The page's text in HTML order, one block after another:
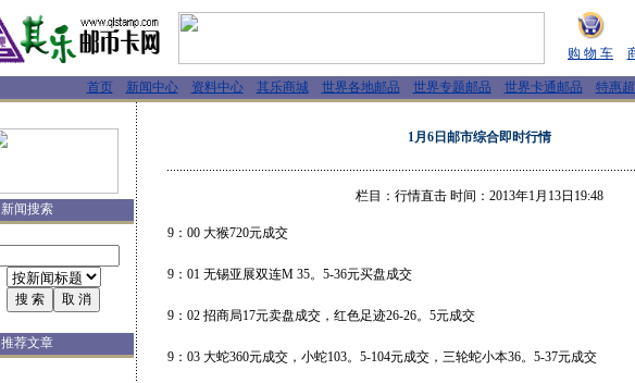
购 物 车
首页 新闻中心 资料中心 其乐商城 世界各地邮品 世界专题邮品 世界卡通邮品 特惠
新闻搜索
推荐文章
1月6日邮市综合即时行情
栏目：行情直击 时间：2013年1月13日19:48
9：00 大猴720元成交
9：01 无锡亚展双连M 35。5-36元买盘成交
9：02 招商局17元卖盘成交，红色足迹26-26。5元成交
9：03 大蛇360元成交，小蛇103。5-104元成交，三轮蛇小本36。5-37元成交